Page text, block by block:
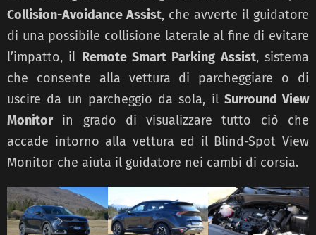
Collision-Avoidance Assist, che avverte il guidatore
di una possibile collisione laterale al fine di evitare
l’impatto, il Remote Smart Parking Assist, sistema
che consente alla vettura di parcheggiare o di
uscire da un parcheggio da sola, il Surround View
Monitorin grado di visualizzare tutto ciò che
accade intorno alla vettura ed il Blind-Spot View
Monitor che aiuta il guidatore nei cambi di corsia.